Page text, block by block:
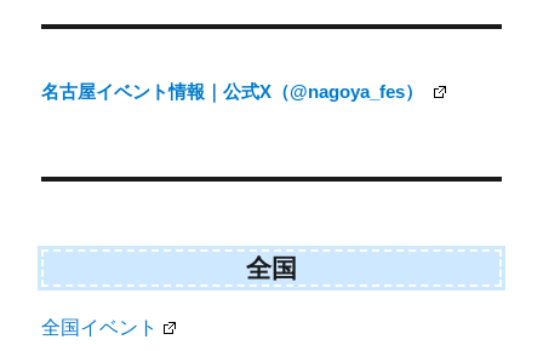
稿
ビ
ー
ョ
ン
名古屋イベント情報｜公式X（@nagoya_fes）
全国
全国イベント